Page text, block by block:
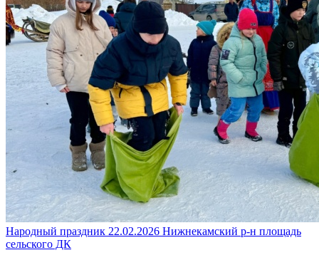
Народный праздник 22.02.2026 Нижнекамский р-н площадь
сельского ДК